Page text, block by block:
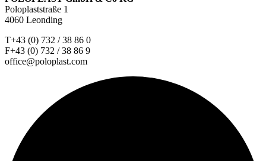
Poloplaststraße 1
4060 Leonding
T+43 (0) 732 / 38 86 0
F+43 (0) 732 / 38 86 9
office@poloplast.com